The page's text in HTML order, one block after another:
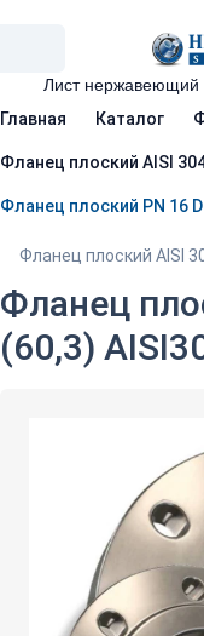
Главная Каталог
Фланец плоский AISI
Фланец плоский PN 16
Фланец плоский AISI
Фланец
(60,3)